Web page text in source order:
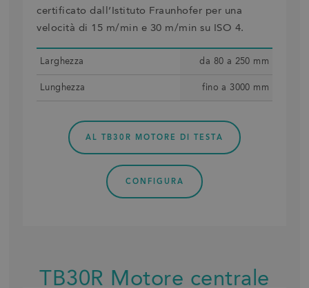
certificato dall’Istituto Fraunhofer per una
velocità di 15 m/min e 30 m/min su ISO 4.
Larghez­za da 80 a 250 mm
Lunghez­za fino a 3000 mm
AL TB30R MOTORE DI TESTA
CONFIGURA
TB30R Motore centrale